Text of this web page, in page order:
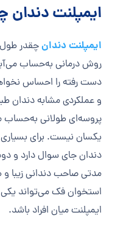
ایمپلنت
ایمپلنت دندانچقدر
روش درمانی به‌حساب
دست رفته را احساس
و عملکردی مشابه دندان
پروسه‌ای طولانی به‌حساب
یکسان نیست. برای بسیاری
دندان جای سوال دارد و
مدتی صاحب دندانی زیبا و
استخوان فک می‌تواند
ایمپلنت میان افراد باشد.